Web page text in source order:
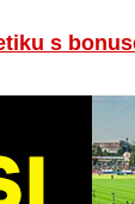
s